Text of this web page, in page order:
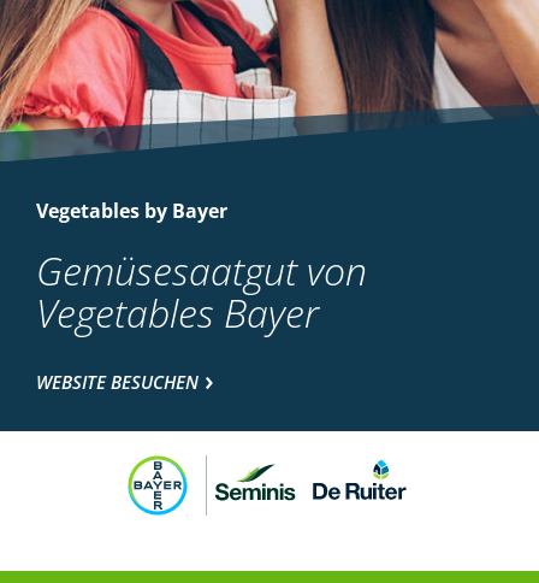
Vegetables by Bayer
Gemüsesaatgut von
Vegetables Bayer
WEBSITE BESUCHEN